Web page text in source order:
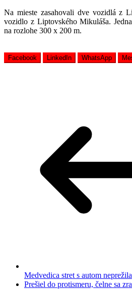
Na mieste zasahovali dve vozidlá z
vozidlo z Liptovského Mikuláša.
na rozlohe 300 x 200 m.
Facebook LinkedIn WhatsApp
Medvedica stret s autom neprežila
Prešiel do protismeru, čelne sa